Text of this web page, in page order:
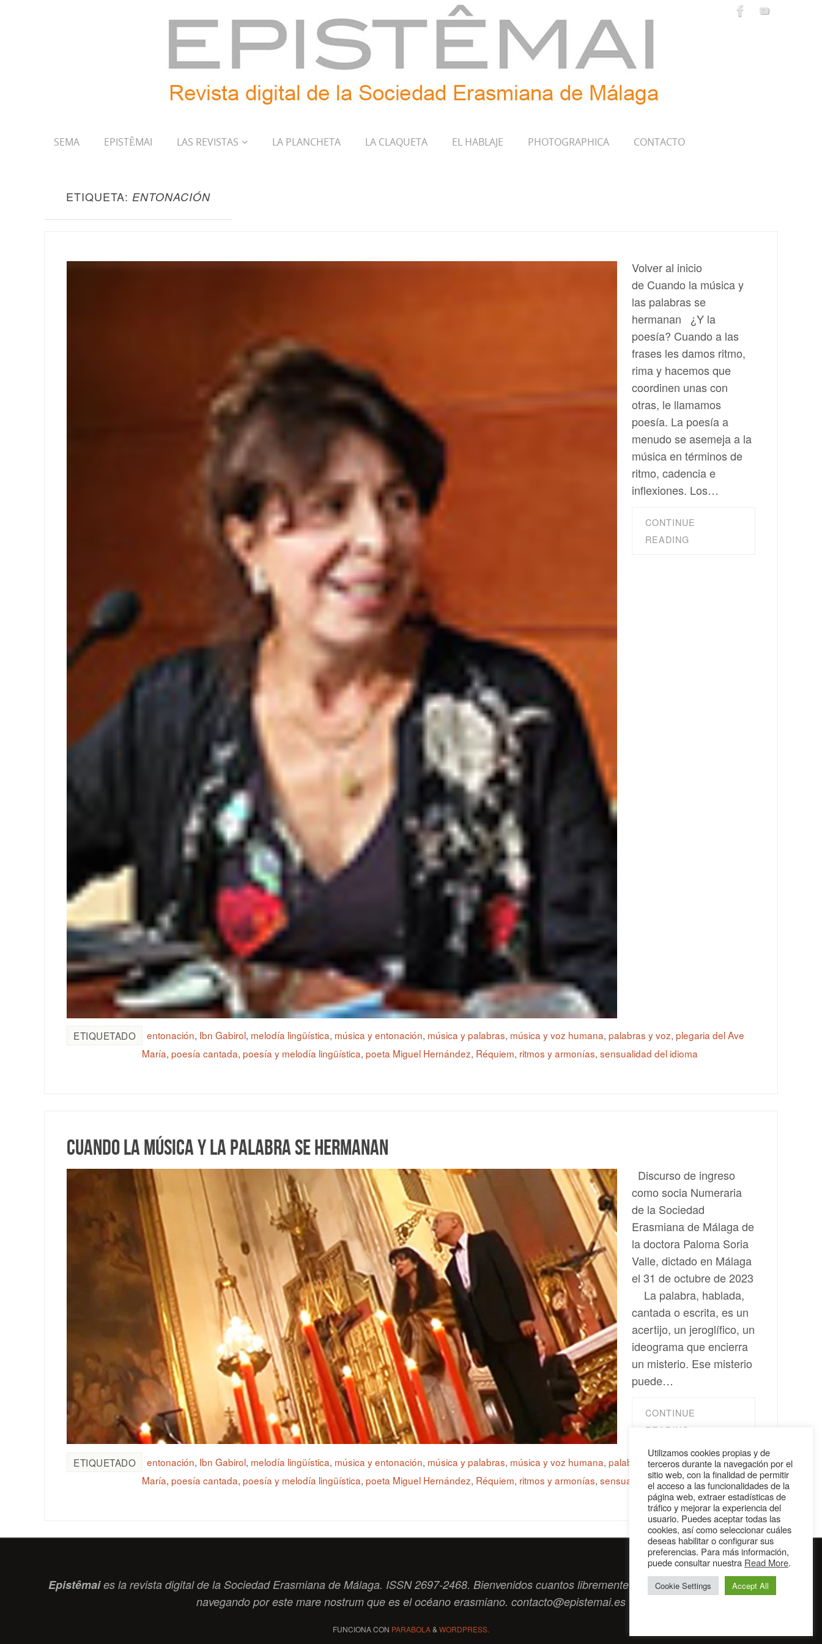
SEMA EPISTÊMAI LAS REVISTAS LA PLANCHETA LA CLAQUETA EL HABLAJE PHOTOGRAPHICA CONTACTO
ETIQUETA: ENTONACIÓN
Volver al inicio
de Cuando la música y
las palabras se
hermanan ¿Y la
poesía? Cuando a las
frases les damos ritmo,
rima y hacemos que
coordinen unas con
otras, le llamamos
poesía. La poesía a
menudo se asemeja a la
música en términos de
ritmo, cadencia e
inflexiones. Los…
CONTINUE
READING
ETIQUETADO entonación, Ibn Gabirol, melodía lingüística, música y entonación, música y palabras, música y voz humana, palabras y voz, plegaria del Ave
María, poesía cantada, poesía y melodía lingüística, poeta Miguel Hernández, Réquiem, ritmos y armonías, sensualidad del idioma
Cuando la música y la palabra se hermanan
Discurso de ingreso
como socia Numeraria
de la Sociedad
Erasmiana de Málaga de
la doctora Paloma Soria
Valle, dictado en Málaga
el 31 de octubre de 2023
La palabra, hablada,
cantada o escrita, es un
acertijo, un jeroglífico, un
ideograma que encierra
un misterio. Ese misterio
puede…
CONTINUE
READING
ETIQUETADO entonación, Ibn Gabirol, melodía lingüística, música y entonación, música y palabras, música y voz humana, palabras y voz,plegaria del Ave
María, poesía cantada, poesía y melodía lingüística, poeta Miguel Hernández, Réquiem, ritmos y armonías, sensualidad del idioma
Epistêmaies la revista digital de la Sociedad Erasmiana de Málaga. ISSN 2697-2468. Bienvenidos cuantos libremente tengan algo que intercambiar
navegando por este mare nostrum que es el océano erasmiano. contacto@epistemai.es
FUNCIONA CON PARABOLA&WORDPRESS.
Utilizamos cookies propias y de
terceros durante la navegación por el
sitio web, con la finalidad de permitir
el acceso a las funcionalidades de la
página web, extraer estadísticas de
tráfico y mejorar la experiencia del
usuario. Puedes aceptar todas las
cookies, así como seleccionar cuáles
deseas habilitar o configurar sus
preferencias. Para más información,
puede consultar nuestra Read More.
Cookie Settings Accept All